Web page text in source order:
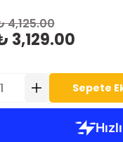
4,125.00
3,129.00
Sepete